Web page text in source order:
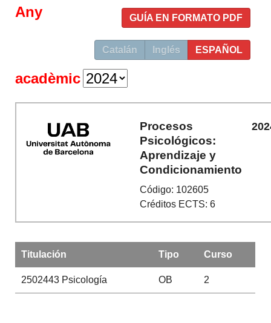
GUÍA EN FORMATO PDF
Catalán Inglés ESPAÑOL
Any
acadèmic
Procesos
Psicológicos:
Aprendizaje y
Condicionamiento
Código: 102605
Créditos ECTS: 6
Titulación Tipo Curso
2502443Psicología OB 2